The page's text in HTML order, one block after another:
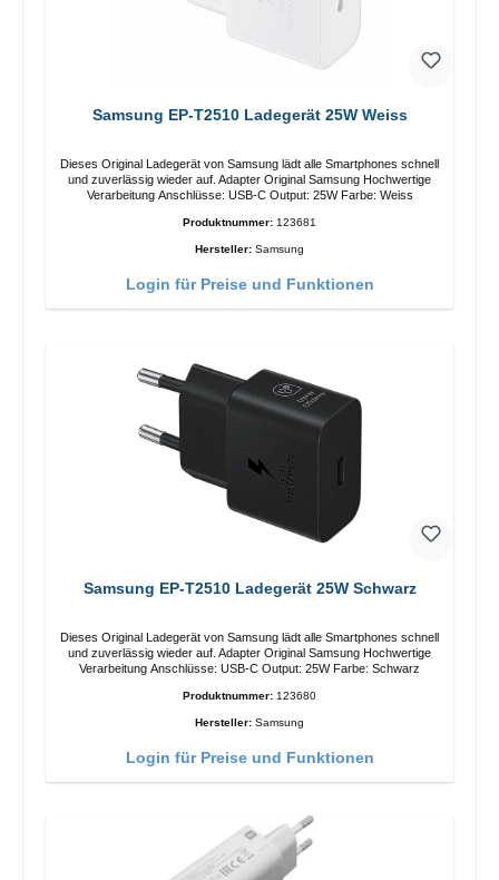
Samsung EP-T2510 Ladegerät 25W Weiss
Dieses Original Ladegerät von Samsung lädt alle Smartphones schnell
und zuverlässig wieder auf. Adapter Original Samsung Hochwertige
Verarbeitung Anschlüsse: USB-C Output: 25W Farbe: Weiss
Produktnummer: 123681
Hersteller: Samsung
Login für Preise und Funktionen
Samsung EP-T2510 Ladegerät 25W Schwarz
Dieses Original Ladegerät von Samsung lädt alle Smartphones schnell
und zuverlässig wieder auf. Adapter Original Samsung Hochwertige
Verarbeitung Anschlüsse: USB-C Output: 25W Farbe: Schwarz
Produktnummer: 123680
Hersteller: Samsung
Login für Preise und Funktionen